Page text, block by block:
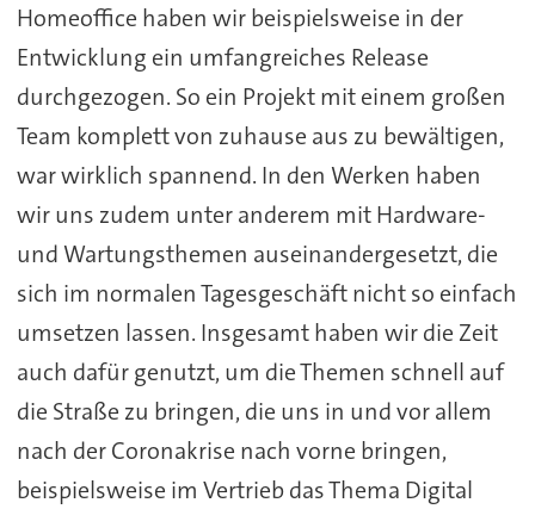
Homeoffice haben wir beispielsweise in der
Entwicklung ein umfangreiches Release
durchgezogen. So ein Projekt mit einem großen
Team komplett von zuhause aus zu bewältigen,
war wirklich spannend. In den Werken haben
wir uns zudem unter anderem mit Hardware-
und Wartungsthemen auseinandergesetzt, die
sich im normalen Tagesgeschäft nicht so einfach
umsetzen lassen. Insgesamt haben wir die Zeit
auch dafür genutzt, um die Themen schnell auf
die Straße zu bringen, die uns in und vor allem
nach der Coronakrise nach vorne bringen,
beispielsweise im Vertrieb das Thema Digital